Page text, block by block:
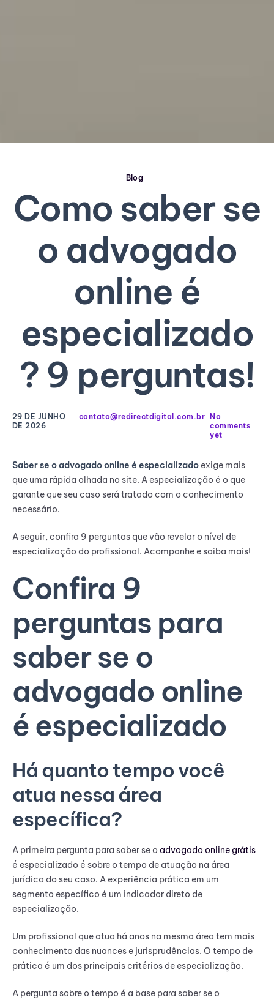
Blog
Como saber se
o advogado
online é
especializado
? 9 perguntas!
29 DE JUNHO
DE 2026
contato@redirectdigital.com.br No
comments
yet
Saber se o advogado online é especializado exige mais
que uma rápida olhada no site. A especialização é o que
garante que seu caso será tratado com o conhecimento
necessário.
A seguir, confira 9 perguntas que vão revelar o nível de
especialização do profissional. Acompanhe e saiba mais!
Confira 9
perguntas para
saber se o
advogado online
é especializado
Há quanto tempo você
atua nessa área
específica?
A primeira pergunta para saber se o advogado online grátis
é especializado é sobre o tempo de atuação na área
jurídica do seu caso. A experiência prática em um
segmento específico é um indicador direto de
especialização.
Um profissional que atua há anos na mesma área tem mais
conhecimento das nuances e jurisprudências. O tempo de
prática é um dos principais critérios de especialização.
A pergunta sobre o tempo é a base para saber se o